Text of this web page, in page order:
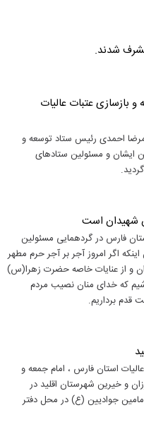
شدند.
عتبات عالیات
آقای غلامرضا احمدی رئیس ستاد توسعه و
ایشان و مسئولین ستادهای
شهیدان است
فارس در گردهمایی مسئولین
اگر امروز آجر بر آجر حرم مطهر
و از عنایات خاصه حضرت زهرا(س)
که خدای منان نصیب مردم
قدم برداریم.
استان فارس ، امام جمعه و
و خیرین شهرستان اقلید در
جوادیین (ع) در محل دفتر